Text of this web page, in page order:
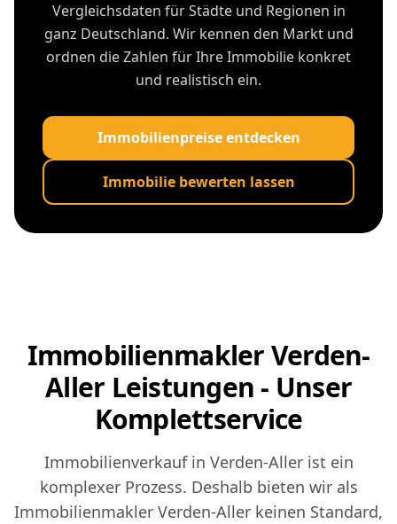
Vergleichsdaten für Städte und Regionen in
ganz Deutschland. Wir kennen den Markt und
ordnen die Zahlen für Ihre Immobilie konkret
und realistisch ein.
Immobilienpreise entdecken
Immobilie bewerten lassen
Immobilienmakler Verden-
Aller Leistungen - Unser
Komplettservice
Immobilienverkauf in Verden-Aller ist ein
komplexer Prozess. Deshalb bieten wir als
Immobilienmakler Verden-Aller keinen Standard,